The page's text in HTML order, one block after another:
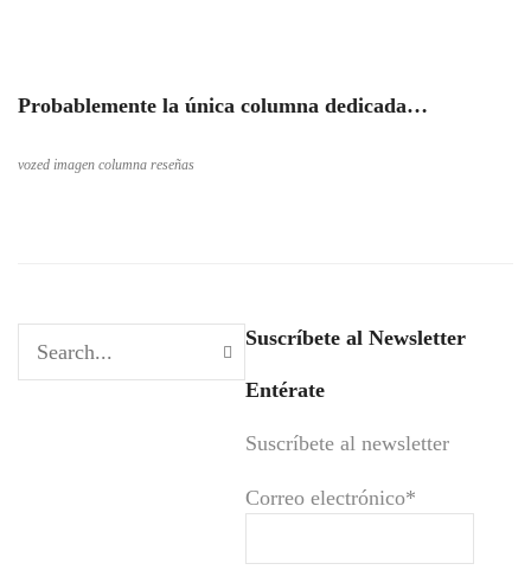
Probablemente la única columna dedicada…
vozed imagen columna reseñas
Suscríbete al Newsletter
Entérate
Suscríbete al newsletter
Correo electrónico*